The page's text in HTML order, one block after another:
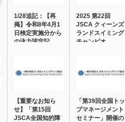
1/28追記：【再
掲】令和8年4月1
日検定実施分から
の泳力認定記…
2025 第22回
JSCA クィーンズ
ランドスイミング
チャンピオ…
【重要なお知ら
せ】「第15回
JSCA全国知的障
「第39回全国トッ
プマネージメント
セミナー」開催の